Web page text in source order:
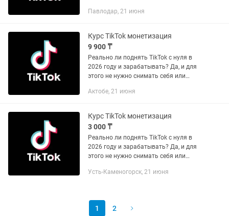
тем, где ролики без лица набирают
Павлодар, 21 июня
Курс TikTok монетизация
9 900 ₸
Реально ли поднять TikTok с нуля в
2026 году и зарабатывать? Да, и для
этого не нужно снимать себя или
тем, где ролики без лица набирают
Актобе, 21 июня
Курс TikTok монетизация
3 000 ₸
Реально ли поднять TikTok с нуля в
2026 году и зарабатывать? Да, и для
этого не нужно снимать себя или
тем, где ролики без лица набирают
Усть-Каменогорск, 21 июня
1 2